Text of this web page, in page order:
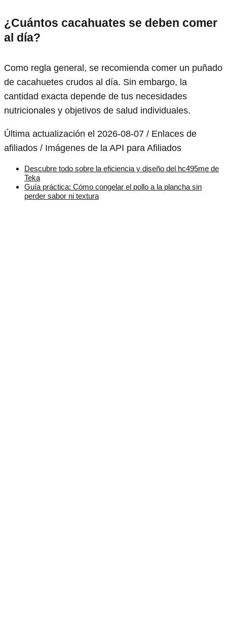
¿Cuántos cacahuates se deben comer
al día?
Como regla general, se recomienda comer un puñado
de cacahuetes crudos al día. Sin embargo, la
cantidad exacta depende de tus necesidades
nutricionales y objetivos de salud individuales.
Última actualización el 2026-08-07 / Enlaces de
afiliados / Imágenes de la API para Afiliados
Descubre todo sobre la eficiencia y diseño del hc495me de
Teka
Guía práctica: Cómo congelar el pollo a la plancha sin
perder sabor ni textura